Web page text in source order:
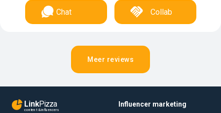
Chat Collab
Meer reviews
LinkPizza
content & influencers
Influencer marketing